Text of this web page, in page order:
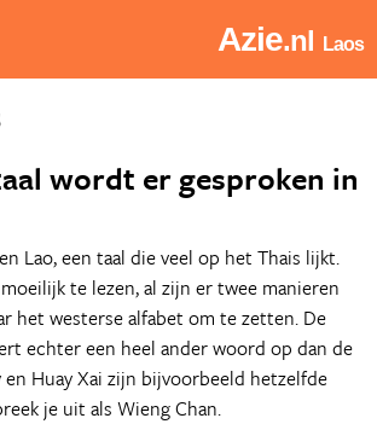
Azie.nl Laos
wordt er gesproken in
Lao, een taal die veel op het Thais lijkt.
te lezen, al zijn er twee manieren
het westerse alfabet om te zetten. De
echter een heel ander woord op dan de
en Huay Xai zijn bijvoorbeeld hetzelfde
je uit als Wieng Chan.